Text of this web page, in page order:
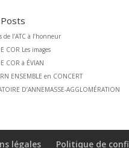
de l’ATC à l’honneur
COR Les images
COR à ÉVIAN
ENSEMBLE en CONCERT
D’ANNEMASSE-AGGLOMÉRATION
légales Politique de